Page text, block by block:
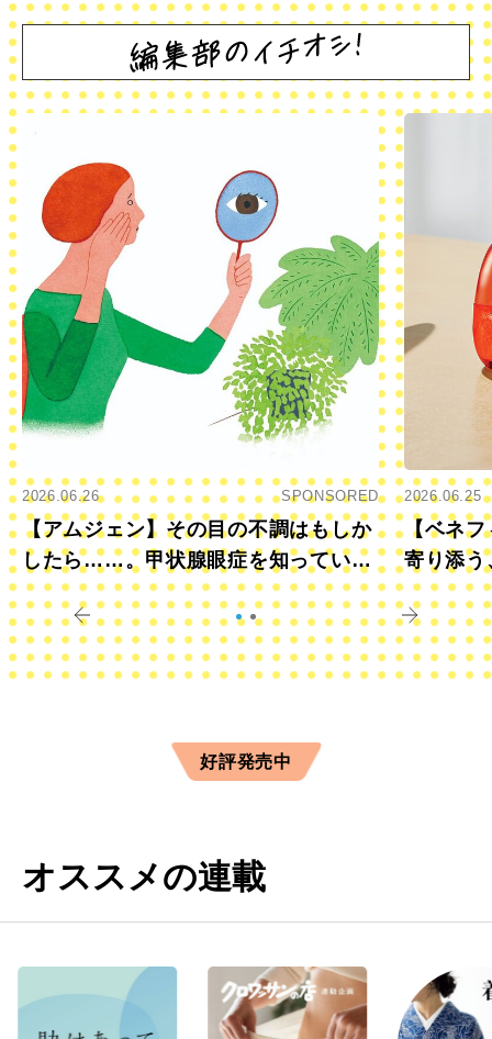
2026.06.26 SPONSORED
【アムジェン】その目の不調はもしか
したら……。甲状腺眼症を知っていま
すか？
2026.06.25
【ベネフ
寄り添う
きに
好評発売中
オススメの連載